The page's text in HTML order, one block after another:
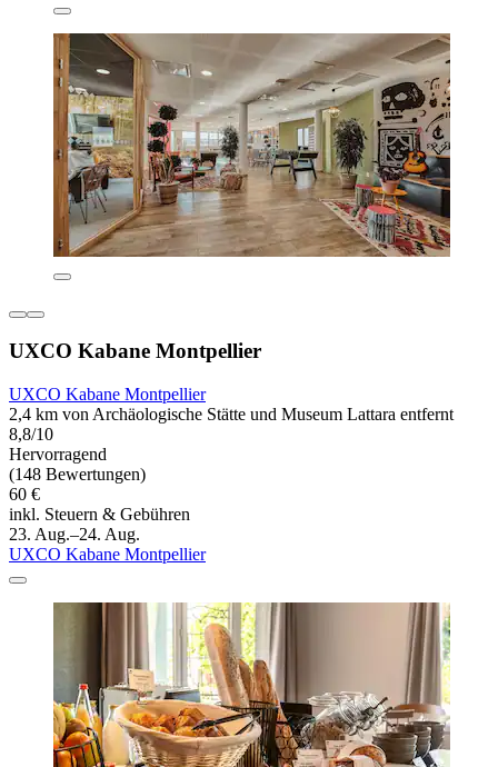
UXCO Kabane Montpellier
UXCO Kabane Montpellier
2,4 km von Archäologische Stätte und Museum Lattara entfernt
8,8/10
Hervorragend
(148 Bewertungen)
60 €
inkl. Steuern & Gebühren
23. Aug.–24. Aug.
UXCO Kabane Montpellier